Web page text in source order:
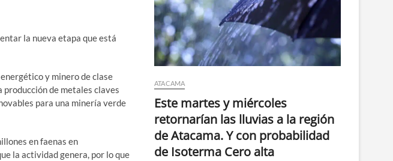
la nueva etapa que está
y minero de clase
producción de metales claves
para una minería verde
en faenas en
la actividad genera, por lo que
ATACAMA
Este martes y miércoles
retornarían las lluvias a la región
de Atacama. Y con probabilidad
de Isoterma Cero alta